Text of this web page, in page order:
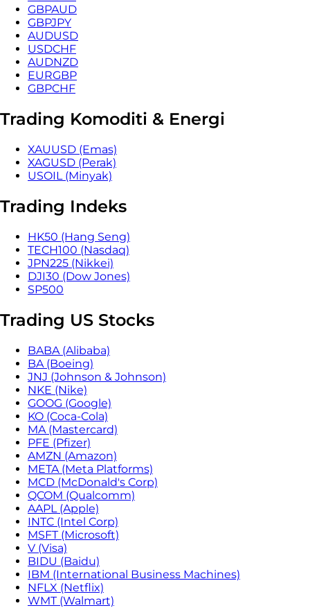
GBPAUD
GBPJPY
AUDUSD
USDCHF
AUDNZD
EURGBP
GBPCHF
Trading Komoditi & Energi
XAUUSD (Emas)
XAGUSD (Perak)
USOIL (Minyak)
Trading Indeks
HK50 (Hang Seng)
TECH100 (Nasdaq)
JPN225 (Nikkei)
DJI30 (Dow Jones)
SP500
Trading US Stocks
BABA (Alibaba)
BA (Boeing)
JNJ (Johnson & Johnson)
NKE (Nike)
GOOG (Google)
KO (Coca-Cola)
MA (Mastercard)
PFE (Pfizer)
AMZN (Amazon)
META (Meta Platforms)
MCD (McDonald's Corp)
QCOM (Qualcomm)
AAPL (Apple)
INTC (Intel Corp)
MSFT (Microsoft)
V (Visa)
BIDU (Baidu)
IBM (International Business Machines)
NFLX (Netflix)
WMT (Walmart)